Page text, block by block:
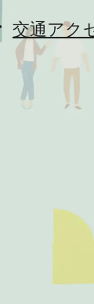
交通アク